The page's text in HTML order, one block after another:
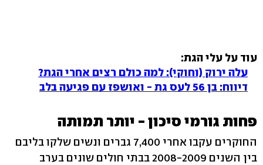
עוד על עלי הגת:
עלה ירוק (וחוקי): למה כולם רצים אחרי הגת?
דיווח: בן 56 לעס גת - ואושפז עם פגיעה בלב
פחות גורמי סיכון - יותר תמותה
החוקרים עקבו אחרי 7,400 גברים ונשים שלקו בליבם
בין השנים 2008-2009 בבתי חולים שונים בערב